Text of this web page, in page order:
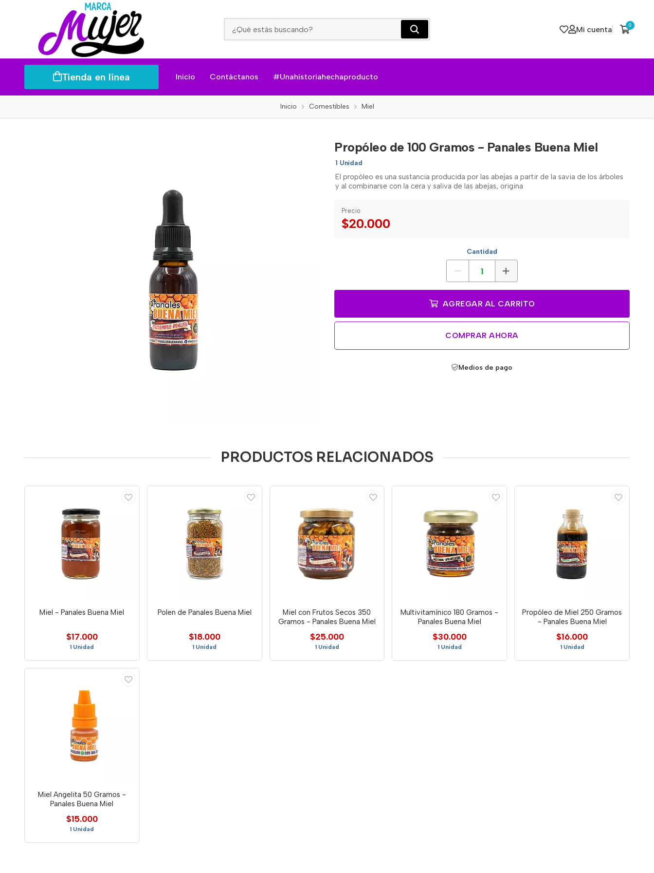
Mi cuenta 0
Tienda en línea Inicio Contáctanos #Unahistoriahechaproducto
Inicio Comestibles Miel
Propóleo de 100 Gramos - Panales Buena Miel
1 Unidad
El propóleo es una sustancia producida por las abejas a partir de la savia de los árboles
y al combinarse con la cera y saliva de las abejas, origina
Precio
$20.000
Cantidad
AGREGAR AL CARRITO
COMPRAR AHORA
Medios de pago
PRODUCTOS RELACIONADOS
Miel - Panales Buena Miel
$17.000
1 Unidad
Polen de Panales Buena Miel
$18.000
1 Unidad
Miel con Frutos Secos 350
Gramos - Panales Buena Miel
$25.000
1 Unidad
Multivitamínico 180 Gramos -
Panales Buena Miel
$30.000
1 Unidad
Propóleo de Miel 250 Gramos
- Panales Buena Miel
$16.000
1 Unidad
Miel Angelita 50 Gramos -
Panales Buena Miel
$15.000
1 Unidad